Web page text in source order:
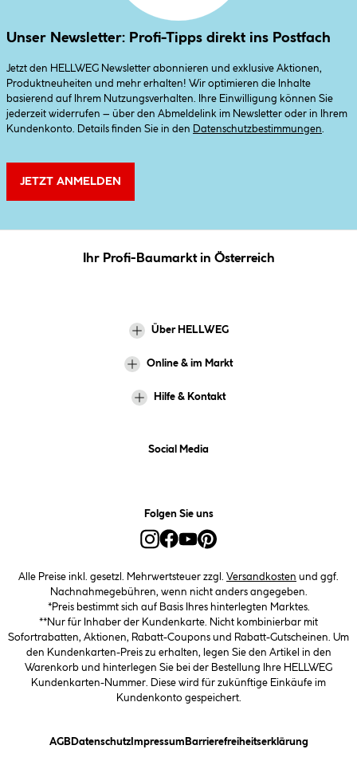
Unser Newsletter: Profi-Tipps direkt ins Postfach
Jetzt den HELLWEG Newsletter abonnieren und exklusive Aktionen,
Produktneuheiten und mehr erhalten! Wir optimieren die Inhalte
basierend auf Ihrem Nutzungsverhalten. Ihre Einwilligung können Sie
jederzeit widerrufen – über den Abmeldelink im Newsletter oder in Ihrem
Kundenkonto. Details finden Sie in den
Datenschutzbestimmungen
JETZT ANMELDEN
Ihr Profi-Baumarkt in Österreich
Über HELLWEG
Online & im Markt
Hilfe & Kontakt
Social Media
Folgen Sie uns
Alle Preise inkl. gesetzl. Mehrwertsteuer zzgl. Versandkosten und ggf.
Nachnahmegebühren, wenn nicht anders angegeben.
*Preis bestimmt sich auf Basis Ihres hinterlegten Marktes.
**Nur für Inhaber der Kundenkarte. Nicht kombinierbar mit
Sofortrabatten, Aktionen, Rabatt-Coupons und Rabatt-Gutscheinen. Um
den Kundenkarten-Preis zu erhalten, legen Sie den Artikel in den
Warenkorb und hinterlegen Sie bei der Bestellung Ihre HELLWEG
Kundenkarten-Nummer. Diese wird für zukünftige Einkäufe im
Kundenkonto gespeichert.
AGB(öffnet ein Dialogfeld)
Datenschutz(öffnet ein Dialogfeld)
Impressum(öffnet ein Dialogfeld)
Barrierefreiheitserklärung(öffnet